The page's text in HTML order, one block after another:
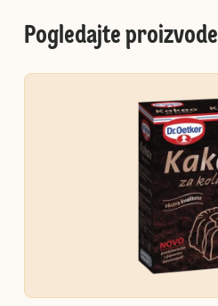
Pogledajte proizvode